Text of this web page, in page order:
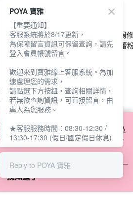
NAILTONE基底油
10ml-晶鑽防護
NT$199
NIALTONE平滑
底油8ML舒芙蕾
全站排行
本網站使用 cookie 方式之詳情，及若您不希
更電腦的 cookie 設定，請參閱本網站「
隱私
使用本網站即表示您同意本公司得按本網站使
。
我知道了
POYA 寶雅
【重要通知】
客服系統將於8/17更新，
為保障留言資訊可保留查詢，請先
登入會員帳號留言。
歡迎來到寶雅線上客服系統。為加
速處理您的需求，
請點選下方按鈕，查詢相關詳情，
若無欲查詢資訊，可直接留言，由
專人為您服務。
★客服服務時間：08:30-12:30 /
13:30-17:30 (假日/國定假日休息)
Reply to POYA 寶雅